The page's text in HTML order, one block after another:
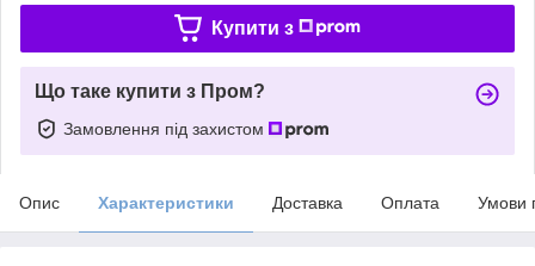
Купити з
Що таке купити з Пром?
Замовлення під захистом
Опис Характеристики Доставка Оплата Умови